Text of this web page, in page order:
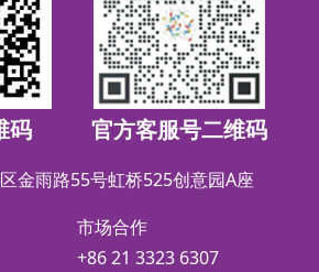
码 官方客服号二维码
金雨路55号虹桥525创意园A座
市场合作
+86 21 3323 6307